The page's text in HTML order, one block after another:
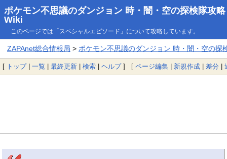
ポケモン不思議のダンジョン 時・闇・空の探検隊攻略
Wiki
このページでは「スペシャルエピソード」について攻略しています。
ZAPAnet総合情報局 > ポケモン不思議のダンジョン 時・闇・空の探
[ トップ| 一覧 | 最終更新 | 検索 | ヘルプ] [ ページ編集 | 新規作成 | 差分 |